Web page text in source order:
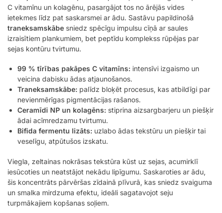
C vitamīnu un kolagēnu, pasargājot tos no ārējās vides
ietekmes līdz pat saskarsmei ar ādu. Sastāvu papildinošā
traneksamskābe sniedz spēcīgu impulsu cīņā ar saules
izraisītiem plankumiem, bet peptīdu komplekss rūpējas par
sejas kontūru tvirtumu.
99 % tīrības pakāpes C vitamīns: intensīvi izgaismo un
veicina dabisku ādas atjaunošanos.
Traneksamskābe: palīdz bloķēt procesus, kas atbildīgi par
nevienmērīgas pigmentācijas rašanos.
Ceramīdi NP un kolagēns: stiprina aizsargbarjeru un piešķir
ādai acīmredzamu tvirtumu.
Bifida fermentu lizāts: uzlabo ādas tekstūru un piešķir tai
veselīgu, atpūtušos izskatu.
Viegla, zeltainas nokrāsas tekstūra kūst uz sejas, acumirklī
iesūcoties un neatstājot nekādu lipīgumu. Saskaroties ar ādu,
šis koncentrāts pārvēršas zīdainā plīvurā, kas sniedz svaiguma
un smalka mirdzuma efektu, ideāli sagatavojot seju
turpmākajiem kopšanas soļiem.